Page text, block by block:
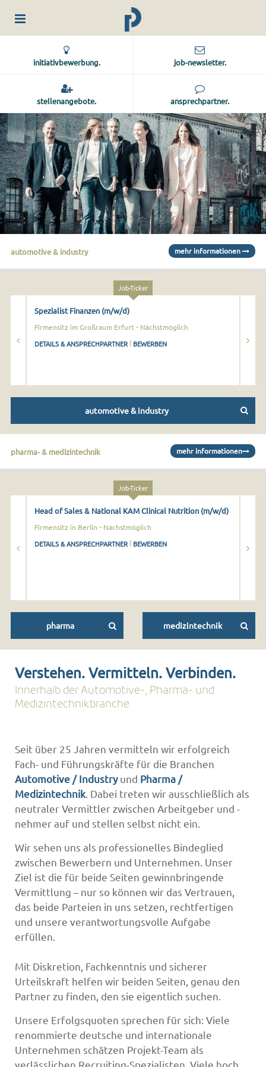
initiativbewerbung. job-newsletter.
stellenangebote. ansprechpartner.
automotive & industry mehrinformationen
Job-Ticker
Spezialist Finanzen (m/w/d)
Firmensitz im Großraum Erfurt- Nächstmöglich
DETAILS & ANSPRECHPARTNER| BEWERBEN
automotive & industry
pharma- & medizintechnik mehrinformationen
Job-Ticker
Head of Sales & National KAM Clinical Nutrition (m/w/d)
Firmensitz in Berlin - Nächstmöglich
DETAILS & ANSPRECHPARTNER| BEWERBEN
pharma medizintechnik
Verstehen. Vermitteln. Verbinden.
Innerhalb der Automotive-, Pharma- und
Medizintechnikbranche
Seit über 25 Jahren vermitteln wir erfolgreich
Fach- und Führungskräfte für die Branchen
Automotive / Industryund Pharma /
Medizintechnik . Dabei treten wir ausschließlich als
neutraler Vermittler zwischen Arbeitgeber und -
nehmer auf und stellen selbst nicht ein.
Wir sehen uns als professionelles Bindeglied
zwischen Bewerbern und Unternehmen. Unser
Ziel ist die für beide Seiten gewinnbringende
Vermittlung – nur so können wir das Vertrauen,
das beide Parteien in uns setzen, rechtfertigen
und unsere verantwortungsvolle Aufgabe
erfüllen.
Mit Diskretion, Fachkenntnis und sicherer
Urteilskraft helfen wir beiden Seiten, genau den
Partner zu finden, den sie eigentlich suchen.
Unsere Erfolgsquoten sprechen für sich: Viele
renommierte deutsche und internationale
Unternehmen schätzen Projekt-Team als
verlässlichen Recruiting-Spezialisten. Viele hoch